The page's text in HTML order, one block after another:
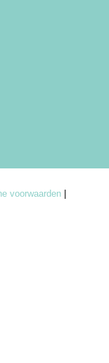
voorwaarden|